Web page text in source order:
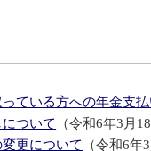
ている方への年金支
ついて
（令和6年3月18
更について
（令和6年